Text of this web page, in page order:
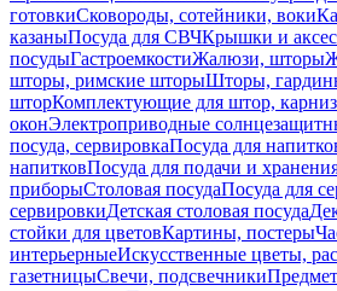
готовкиСковороды, сотейники, воки
казаныПосуда для СВЧКрышки и
посудыГастроемкостиЖалюзи, шторы
шторы, римские шторыШторы,
шторКомплектующие для штор,
оконЭлектроприводные
посуда, сервировкаПосуда для
напитковПосуда для подачи и
приборыСтоловая посудаПосуда для
сервировкиДетская столовая посуда
стойки для цветовКартины, постеры
интерьерныеИскусственные цветы,
газетницыСвечи, подсвечники